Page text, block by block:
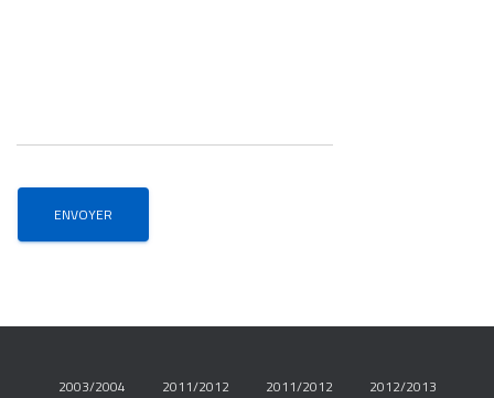
2003/2004 2011/2012 2011/2012 2012/2013